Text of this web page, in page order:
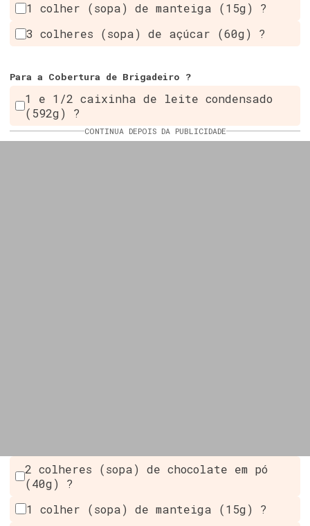
1 colher (sopa) de manteiga (15g) ?
3 colheres (sopa) de açúcar (60g) ?
Para a Cobertura de Brigadeiro ?
1 e 1/2 caixinha de leite condensado
(592g) ?
CONTINUA DEPOIS DA PUBLICIDADE
2 colheres (sopa) de chocolate em pó
(40g) ?
1 colher (sopa) de manteiga (15g) ?